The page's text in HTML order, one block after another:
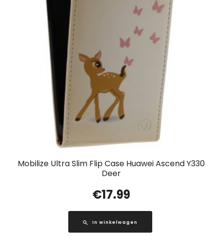
Mobilize Ultra Slim Flip Case Huawei Ascend Y330
Deer
€17.99
In winkelwagen